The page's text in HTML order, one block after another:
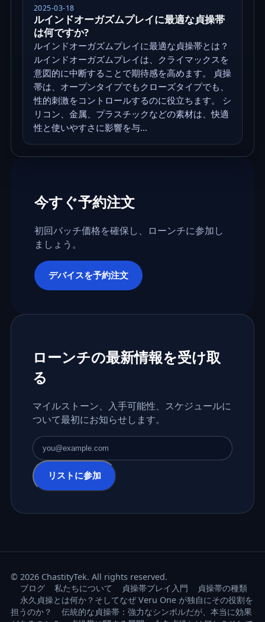
2025-03-18
ルインドオーガズムプレイに最適な貞操帯
は何ですか?
ルインドオーガズムプレイに最適な貞操帯とは？
ルインドオーガズムプレイは、クライマックスを
意図的に中断することで期待感を高めます。 貞操
帯は、オープンタイプでもクローズタイプでも、
性的刺激をコントロールするのに役立ちます。 シ
リコン、金属、プラスチックなどの素材は、快適
性と使いやすさに影響を与...
今すぐ予約注文
初回バッチ価格を確保し、ローンチに参加し
ましょう。
デバイスを予約注文
ローンチの最新情報を受け取
る
マイルストーン、入手可能性、スケジュールに
ついて最初にお知らせします。
メールアドレス
リストに参加
© 2026 ChastityTek. All rights reserved.
ブログ
私たちについて 貞操帯プレイ入門
貞操帯の種類
永久貞操とは何か？そしてなぜ Veru One が独自にその役割を
担うのか？
伝統的な貞操帯：強力なシンボルだが、本当に効果